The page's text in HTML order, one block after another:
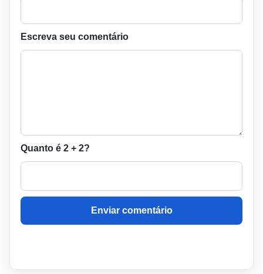
Escreva seu comentário
Quanto é 2 + 2?
Enviar comentário